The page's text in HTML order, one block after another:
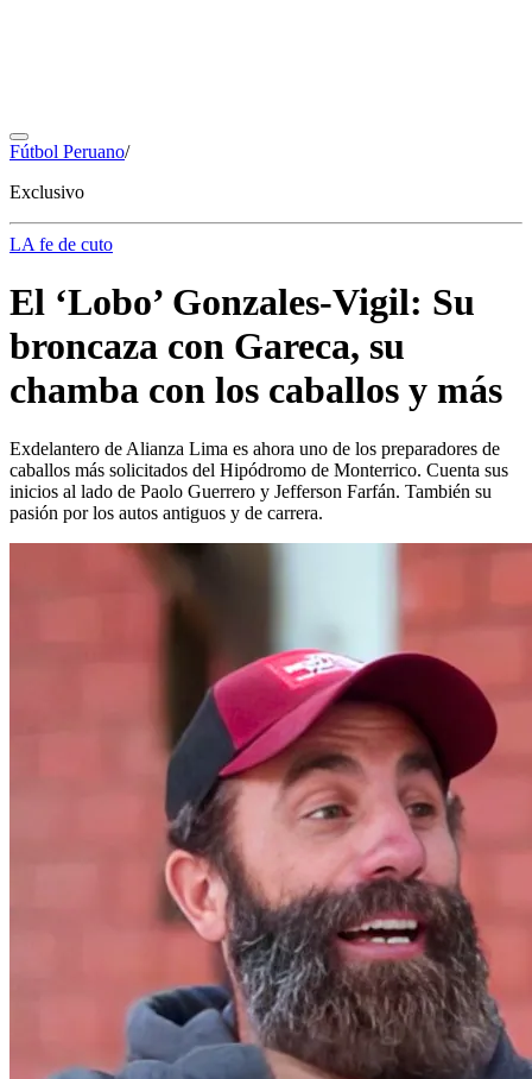
Fútbol Peruano/
Exclusivo
LA fe de cuto
El ‘Lobo’ Gonzales-Vigil: Su
broncaza con Gareca, su
chamba con los caballos y más
Exdelantero de Alianza Lima es ahora uno de los preparadores de
caballos más solicitados del Hipódromo de Monterrico. Cuenta sus
inicios al lado de Paolo Guerrero y Jefferson Farfán. También su
pasión por los autos antiguos y de carrera.